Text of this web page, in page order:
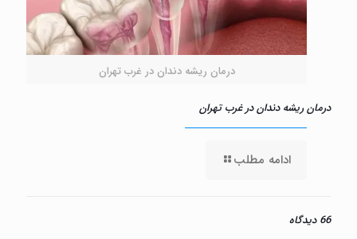
درمان ریشه دندان در غرب تهران
درمان ریشه دندان در غرب تهران
ادامه مطلب
66 دیدگاه